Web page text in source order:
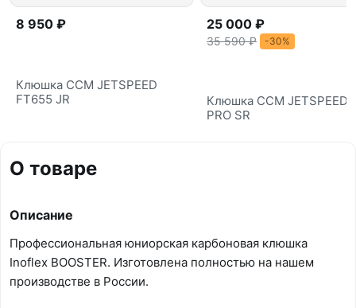
8 950 ₽
Клюшка CCM JETSPEED
FT655 JR
25 000 ₽
35 590 ₽ -30%
Клюшка CCM JETSPEED
PRO SR
О товаре
Описание
Профессиональная юниорская карбоновая клюшка
Inoflex BOOSTER. Изготовлена полностью на нашем
производстве в России.